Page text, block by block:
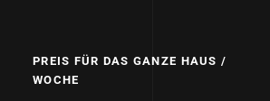
PREIS FÜR DAS GANZE HAUS /
WOCHE